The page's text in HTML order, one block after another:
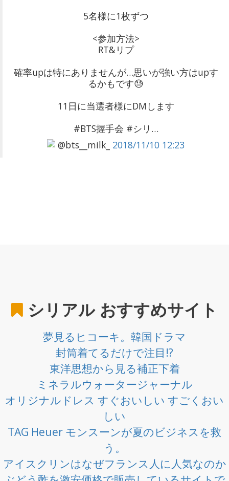
5名様に1枚ずつ
<参加方法>
RT&リプ
確率upは特にありませんが…思いが強い方はupす
るかもです😓
11日に当選者様にDMします
#BTS握手会 #シリ…
@bts__milk_ 2018/11/10 12:23
シリアルおすすめサイト
夢見るヒコーキ。韓国ドラマ
封筒着てるだけで注目!?
東洋思想から見る補正下着
ミネラルウォータージャーナル
オリジナルドレス すぐおいしい すごくおい
しい
TAG Heuer モンスーンが夏のビジネスを救
う。
アイスクリンはなぜフランス人に人気なのか